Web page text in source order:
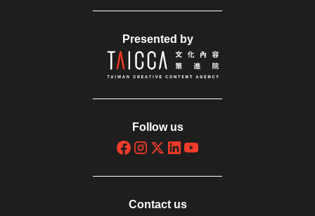
Presented by
Follow us
Contact us